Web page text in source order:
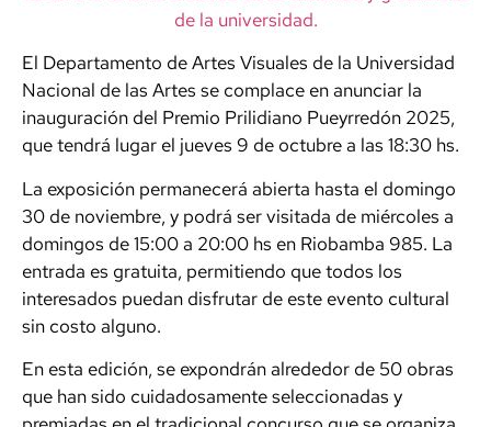
de la universidad.
El Departamento de Artes Visuales de la Universidad
Nacional de las Artes se complace en anunciar la
inauguración del Premio Prilidiano Pueyrredón 2025,
que tendrá lugar el jueves 9 de octubre a las 18:30 hs.
La exposición permanecerá abierta hasta el domingo
30 de noviembre, y podrá ser visitada de miércoles a
domingos de 15:00 a 20:00 hs en Riobamba 985. La
entrada es gratuita, permitiendo que todos los
interesados puedan disfrutar de este evento cultural
sin costo alguno.
En esta edición, se expondrán alrededor de 50 obras
que han sido cuidadosamente seleccionadas y